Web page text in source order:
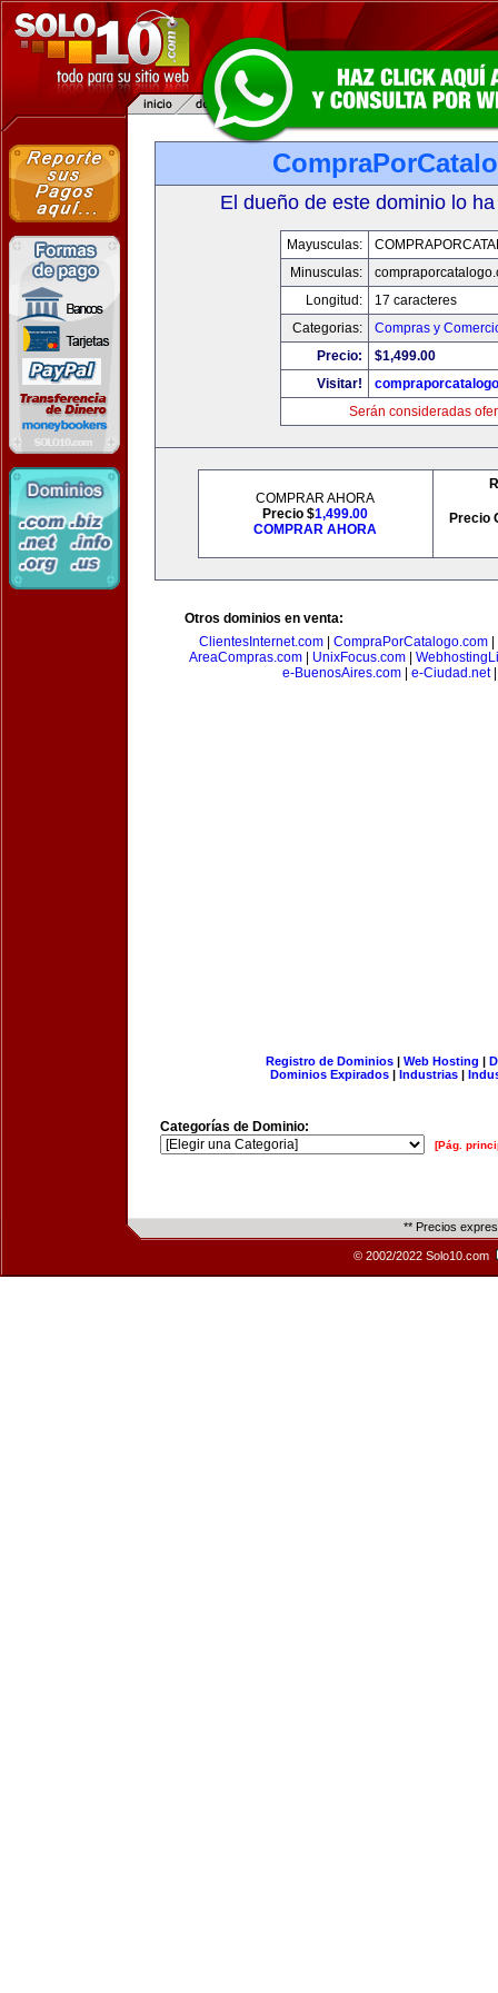
El dueño de este dominio lo
Mayusculas:
Minusculas:
Longitud:
17 caracteres
Categorias:
Compras y
Precio:
$1,499.00
Visitar!
Serán consideradas
COMPRAR AHORA
Precio $1,499.00
COMPRAR AHORA
Precio
Otros dominios en venta:
ClientesInternet.com
CompraPorCatalogo.com
AreaCompras.com
UnixFocus.com
e-BuenosAires.com| e-Ciudad.net
Registro de Dominios| Web Hosting |
Dominios Expirados | Industrias |
Categorías de Dominio:
[Pág.
** Precios
© 2002/2022 Solo10.com